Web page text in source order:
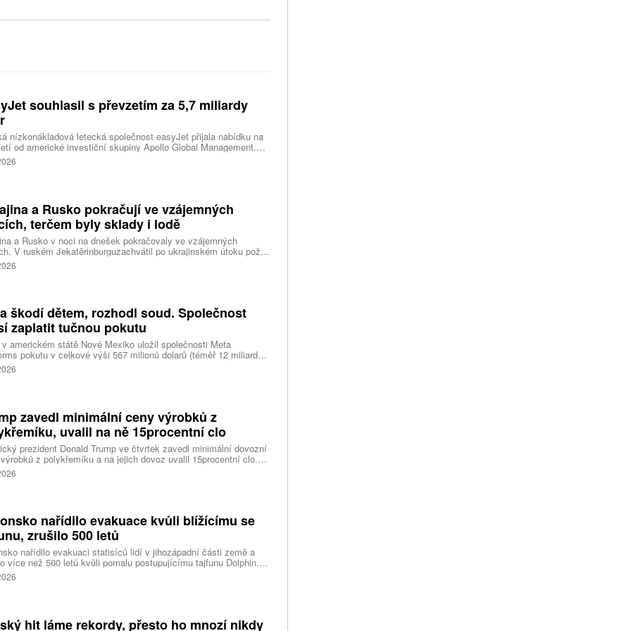
souhlasil s převzetím za 5,7 miliardy
nízkonákladová letecká společnost easyJet přijala nabídku na
od americké investiční skupiny Apollo Global Management.
oceňuje aerolinku na 5,7 miliardy liber, tedy přibližně 162
korun.
a Rusko pokračují ve vzájemných
terčem byly sklady i lodě
a Rusko v noci na dnešek pokračovaly ve vzájemných
V ruském Jekatěrinburguzachvátil po ukrajinském útoku požár
centrum ruského internetového prodejce Wildberries.
o tom informovala bez podrobností na síti Telegram.
škodí dětem, rozhodl soud. Společnost
zaplatit tučnou pokutu
americkém státě Nové Mexiko uložil společnosti Meta
pokutu v celkové výši 567 milionů dolarů (téměř 12 miliard
za újmu, kterou její platformy Facebook a Instagram působí
lidem. Firma musí změnit způsob ověřování věku.
zavedl minimální ceny výrobků z
uvalil na ně 15procentní clo
prezident Donald Trump ve čtvrtek zavedl minimální dovozní
z polykřemíku a na jejich dovoz uvalil 15procentní clo.
se používá při výrobě polovodičů a je hlavní složkou
panelů, jeho největším světovým producentem je Čína.
Reuters.nařídilo evakuace kvůli blížícímu se
zrušilo 500 letů
nařídilo evakuaci statisíců lidí v jihozápadní části země a
více než 500 letů kvůli pomalu postupujícímu tajfunu Dolphin.
meteorologů přinese tajfun do oblasti silný vítr, prudký déšť a
vlny, píše agentura Reuters. Dolphin je tajfunem první, tedy
meteorologická agentura (JMA).
hit láme rekordy, přesto ho mnozí nikdy